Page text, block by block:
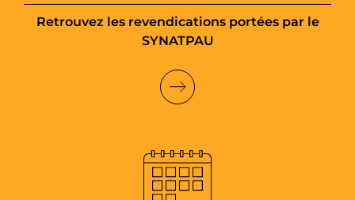
Retrouvez les revendications portées par le
SYNATPAU